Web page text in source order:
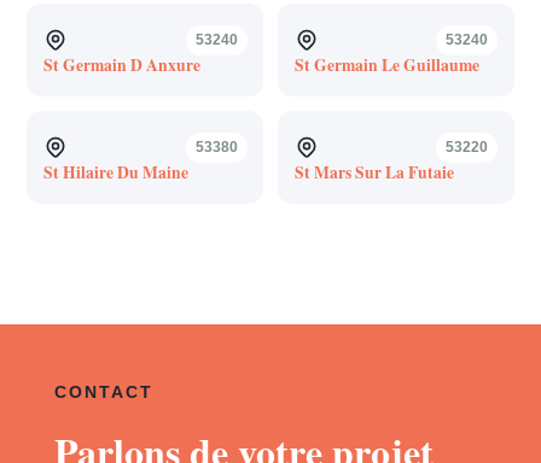
53240
St Germain D Anxure
53240
St Germain Le Guillaume
53380
St Hilaire Du Maine
53220
St Mars Sur La Futaie
CONTACT
Parlons de votre projet